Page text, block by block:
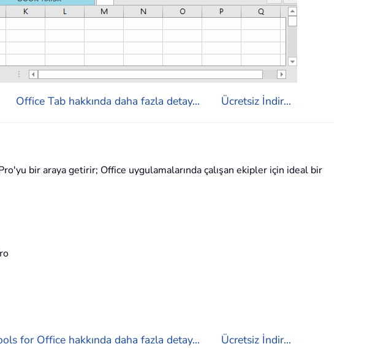
Office Tab hakkında daha fazla detay... Ücretsiz İndir...
bir araya getirir; Office uygulamalarında çalışan ekipler için ideal bir
for Office hakkında daha fazla detay... Ücretsiz İndir...